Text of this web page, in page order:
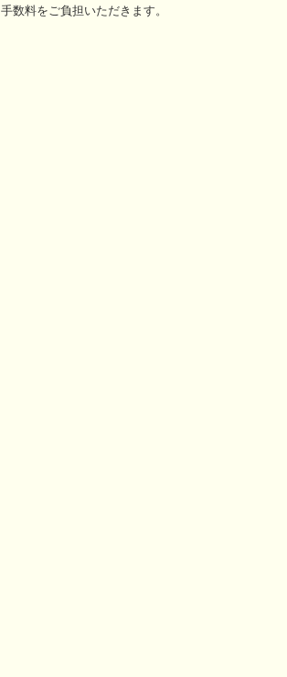
手数料をご負担いただきます。